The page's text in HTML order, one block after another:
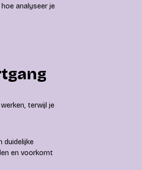
analyseer je
terwijl je
duidelijke
en voorkomt